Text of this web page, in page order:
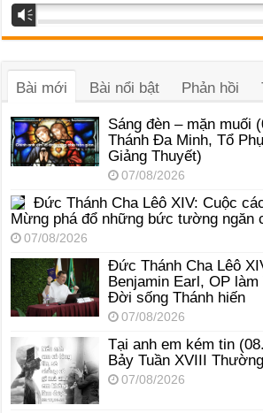
Trình
phát
âm
Vm
Bài mới Bài nổi bật Phản hồi
Sáng đèn – mặn muối
Thánh Đa Minh, Tổ
Giảng Thuyết)
07/08/2026
Đức Thánh Cha Lêô XIV: Cuộc
Mừng phá đổ những bức tường ngăn
07/08/2026
Đức Thánh Cha Lêô
Benjamin Earl, OP
Đời sống Thánh hiến
07/08/2026
Tại anh em kém tin
Bảy Tuần XVIII
07/08/2026